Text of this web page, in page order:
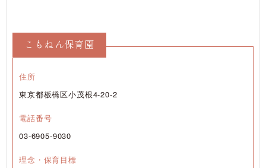
こもねん保育園
住所
東京都板橋区小茂根4-20-2
電話番号
03-6905-9030
理念・保育目標